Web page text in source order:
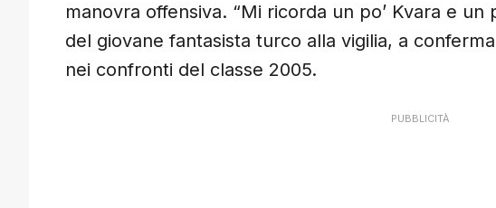
manovra offensiva. “Mi ricorda un po’ Kvara e un
del giovane fantasista turco alla vigilia, a
nei confronti del classe 2005.